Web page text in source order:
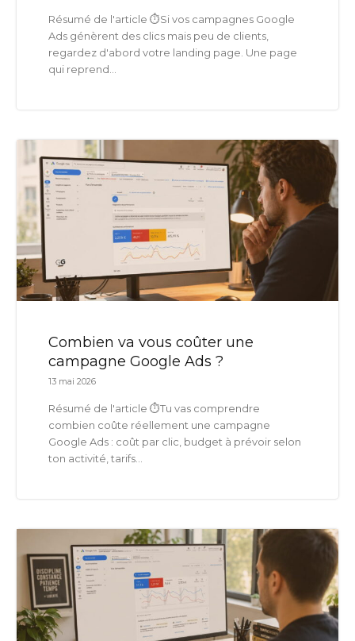
Résumé de l'article ⏱️Si vos campagnes Google
Ads génèrent des clics mais peu de clients,
regardez d'abord votre landing page. Une page
qui reprend...
Combien va vous coûter une
campagne Google Ads ?
13 mai 2026
Résumé de l'article ⏱️Tu vas comprendre
combien coûte réellement une campagne
Google Ads : coût par clic, budget à prévoir selon
ton activité, tarifs...